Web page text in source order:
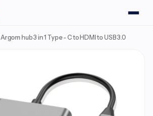
Argom hub 3 in 1 Type - C to HDMI to USB 3.0